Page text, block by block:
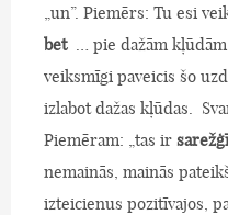
„un”. Piemērs: Tu esi
bet
… pie dažām
veiksmīgi paveicis šo
izlabot dažas kļūdas.
Piemēram: „tas ir
nemainās, mainās
izteicienus pozitīvajos,